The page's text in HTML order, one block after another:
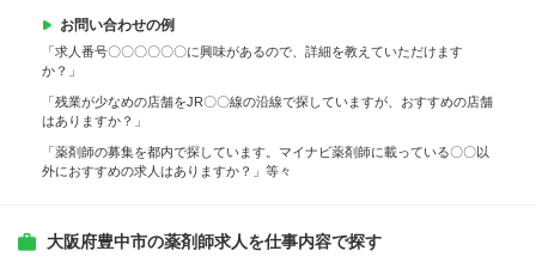
お問い合わせの例
「求人番号〇〇〇〇〇〇に興味があるので、詳細を教えていただけます
か？」
「残業が少なめの店舗をJR〇〇線の沿線で探していますが、おすすめの店舗
はありますか？」
「薬剤師の募集を都内で探しています。マイナビ薬剤師に載っている〇〇以
外におすすめの求人はありますか？」等々
大阪府豊中市の薬剤師求人を仕事内容で探す